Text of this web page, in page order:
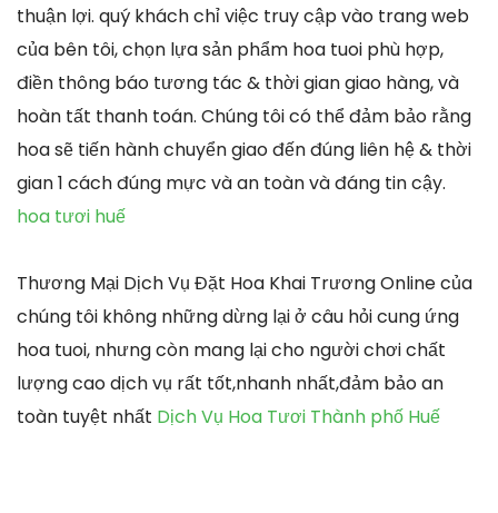
thuận lợi. quý khách chỉ việc truy cập vào trang web
của bên tôi, chọn lựa sản phẩm hoa tuoi phù hợp,
điền thông báo tương tác & thời gian giao hàng, và
hoàn tất thanh toán. Chúng tôi có thể đảm bảo rằng
hoa sẽ tiến hành chuyển giao đến đúng liên hệ & thời
gian 1 cách đúng mực và an toàn và đáng tin cậy.
hoa tươi huế
Thương Mại Dịch Vụ Đặt Hoa Khai Trương Online của
chúng tôi không những dừng lại ở câu hỏi cung ứng
hoa tuoi, nhưng còn mang lại cho người chơi chất
lượng cao dịch vụ rất tốt,nhanh nhất,đảm bảo an
toàn tuyệt nhất Dịch Vụ Hoa Tươi Thành phố Huế